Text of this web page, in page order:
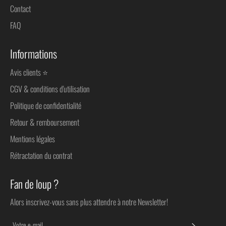
Contact
FAQ
Informations
Avis clients ⭐
CGV & conditions d'utilisation
Politique de confidentialité
Retour & remboursement
Mentions légales
Rétractation du contrat
Fan de loup ?
Alors inscrivez-vous sans plus attendre à notre Newsletter!